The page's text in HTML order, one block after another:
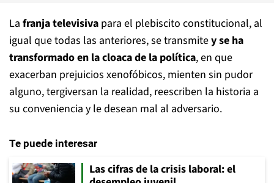
La franja televisiva para el plebiscito constitucional, al
igual que todas las anteriores, se transmitey se ha
transformado en la cloaca de la política, en que
exacerban prejuicios xenofóbicos, mienten sin pudor
alguno, tergiversan la realidad, reescriben la historia a
su conveniencia y le desean mal al adversario.
Te puede interesar
Las cifras de la crisis laboral: el